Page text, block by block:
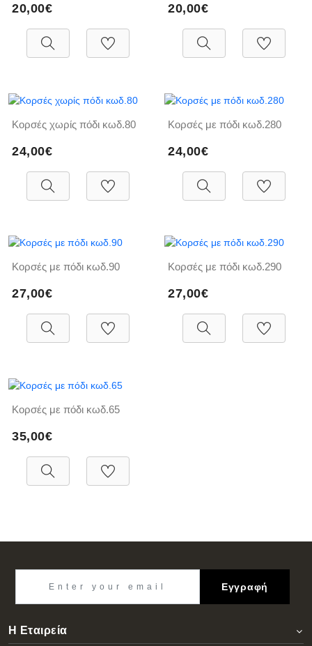
20,00€ 20,00€
Κορσές χωρίς πόδι κωδ.80
24,00€
Κορσές με πόδι κωδ.280
24,00€
Κορσές με πόδι κωδ.90
27,00€
Κορσές με πόδι κωδ.290
27,00€
Κορσές με πόδι κωδ.65
35,00€
Η Εταιρεία
Εγγραφή